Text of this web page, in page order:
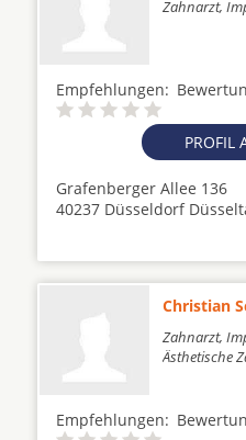
Zahnarzt,
Empfehlungen:
PROFIL
Grafenberger Allee 136
40237 Düsseldorf
Christian
Zahnarzt,
Ästhetische
Empfehlungen: